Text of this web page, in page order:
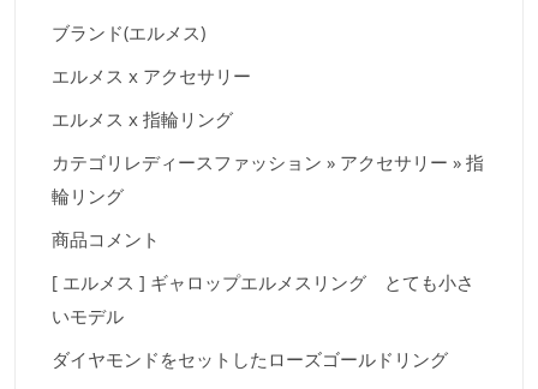
ブランド(エルメス)
エルメス x アクセサリー
エルメス x 指輪リング
カテゴリレディースファッション » アクセサリー » 指
輪リング
商品コメント
[ エルメス ] ギャロップエルメスリング とても小さ
いモデル
ダイヤモンドをセットしたローズゴールドリング